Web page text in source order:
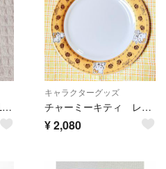
チャーミーキティ HELLO KITTY パッケージミニチュアコレクション
キャラクターグッズ
チャーミーキティ レア レトロ 皿 プレート
¥2,080